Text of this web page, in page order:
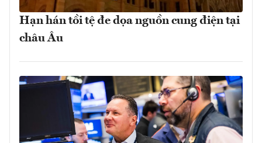
Hạn hán tồi tệ đe dọa nguồn cung điện tại
châu Âu